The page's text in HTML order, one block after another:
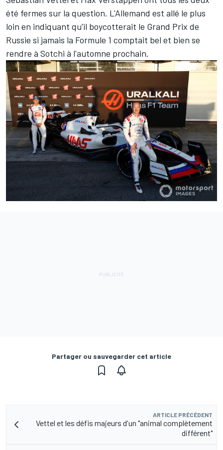
été fermes sur la question. L'Allemand est allé le plus
loin en indiquant qu'il boycotterait le Grand Prix de
Russie si jamais la Formule 1 comptait bel et bien se
rendre à Sotchi à l'automne prochain.
Partager ou sauvegarder cet article
ARTICLE PRÉCÉDENT
Vettel et les défis majeurs d'un "animal complètement
différent"